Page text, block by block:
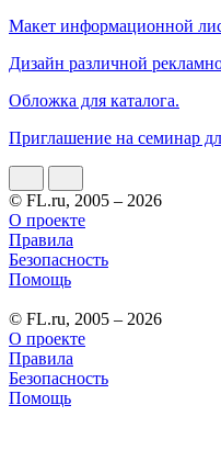
Макет информационной
Дизайн различной
Обложка для каталога.
Приглашение на семинар
© FL.ru, 2005 – 2026
О проекте
Правила
Безопасность
Помощь
© FL.ru, 2005 – 2026
О проекте
Правила
Безопасность
Помощь